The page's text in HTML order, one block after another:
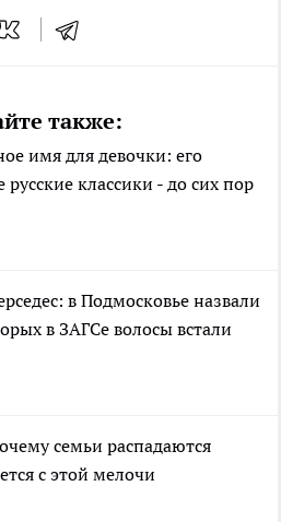
также:
имя для девочки: его
классики - до сих пор
в Подмосковье назвали
в ЗАГСе волосы встали
семьи распадаются
с этой мелочи